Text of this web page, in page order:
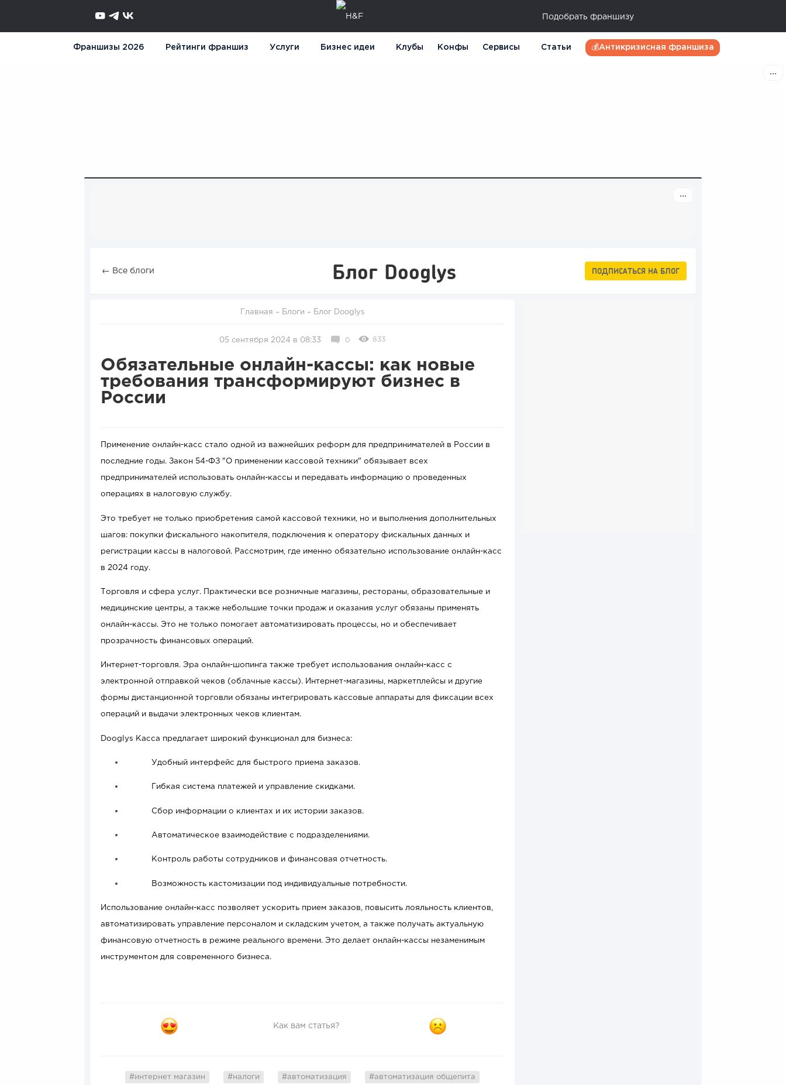
Подобрать франшизу
Франшизы 2026 Рейтинги франшиз Услуги Бизнес идеи Клубы Конфы Сервисы Статьи 💰Антикризисная франшиза
← Все блоги Блог Dooglys ПОДПИСАТЬСЯ НА БЛОГ
Главная – Блоги – Блог Dooglys
05 сентября 2024 в 08:33 0 833
Обязательные онлайн-кассы: как новые
требования трансформируют бизнес в
России
Применение онлайн-касс стало одной из важнейших реформ для предпринимателей в России в
последние годы. Закон 54-ФЗ "О применении кассовой техники" обязывает всех
предпринимателей использовать онлайн-кассы и передавать информацию о проведенных
операциях в налоговую службу.
Это требует не только приобретения самой кассовой техники, но и выполнения дополнительных
шагов: покупки фискального накопителя, подключения к оператору фискальных данных и
регистрации кассы в налоговой. Рассмотрим, где именно обязательно использование онлайн-касс
в 2024 году.
Торговля и сфера услуг. Практически все розничные магазины, рестораны, образовательные и
медицинские центры, а также небольшие точки продаж и оказания услуг обязаны применять
онлайн-кассы. Это не только помогает автоматизировать процессы, но и обеспечивает
прозрачность финансовых операций.
Интернет-торговля. Эра онлайн-шопинга также требует использования онлайн-касс с
электронной отправкой чеков (облачные кассы). Интернет-магазины, маркетплейсы и другие
формы дистанционной торговли обязаны интегрировать кассовые аппараты для фиксации всех
операций и выдачи электронных чеков клиентам.
Dooglys Касса предлагает широкий функционал для бизнеса:
Удобный интерфейс для быстрого приема заказов.
Гибкая система платежей и управление скидками.
Сбор информации о клиентах и их истории заказов.
Автоматическое взаимодействие с подразделениями.
Контроль работы сотрудников и финансовая отчетность.
Возможность кастомизации под индивидуальные потребности.
Использование онлайн-касс позволяет ускорить прием заказов, повысить лояльность клиентов,
автоматизировать управление персоналом и складским учетом, а также получать актуальную
финансовую отчетность в режиме реального времени. Это делает онлайн-кассы незаменимым
инструментом для современного бизнеса.
Как вам статья?
#интернет магазин #налоги #автоматизация #автоматизация общепита